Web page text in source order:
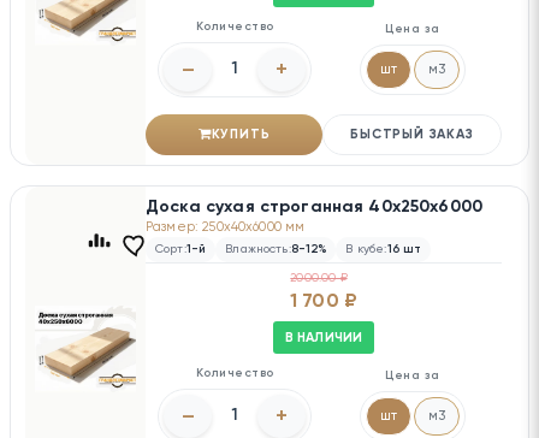
Количество
– +
Цена за
шт м3
КУПИТЬ БЫСТРЫЙ ЗАКАЗ
Доска сухая строганная 40х250х6000
Размер: 250x40x6000 мм
Сорт:1-й Влажность:8-12% В кубе:16 шт
2000.00 ₽
1 700 ₽
В НАЛИЧИИ
Количество
– +
Цена за
шт м3